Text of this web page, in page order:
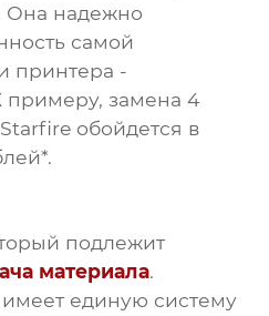
Она надежно
самой
принтера -
примеру, замена 4
обойдется в
подлежит
материала.
имеет единую систему